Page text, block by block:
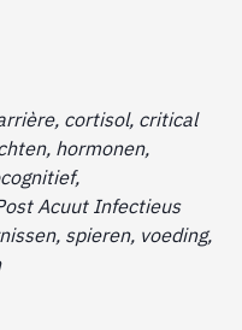
cortisol, critical
hormonen,
Acuut Infectieus
spieren, voeding,